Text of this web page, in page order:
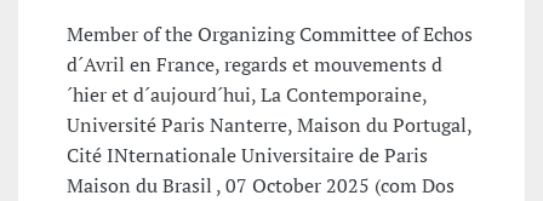
Member of the Organizing Committee of Echos
d´Avril en France, regards et mouvements d
´hier et d´aujourd´hui, La Contemporaine,
Université Paris Nanterre, Maison du Portugal,
Cité INternationale Universitaire de Paris
Maison du Brasil , 07 October 2025 (com Dos